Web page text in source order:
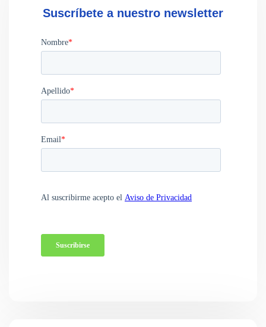
Suscríbete a nuestro newsletter